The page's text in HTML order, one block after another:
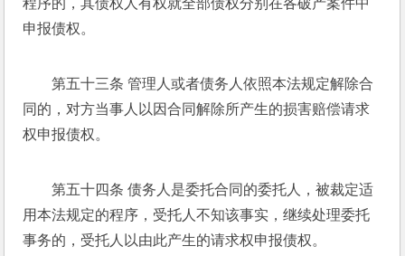
程序的，其债权人有权就全部债权分别在各破产案件中
申报债权。
第五十三条 管理人或者债务人依照本法规定解除合
同的，对方当事人以因合同解除所产生的损害赔偿请求
权申报债权。
第五十四条 债务人是委托合同的委托人，被裁定适
用本法规定的程序，受托人不知该事实，继续处理委托
事务的，受托人以由此产生的请求权申报债权。